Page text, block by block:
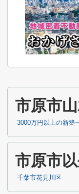
市原市
3000万円以上の新築
市原市
千葉市花見川区